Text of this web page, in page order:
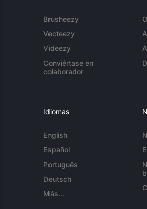
Brusheezy
Vecteezy
Videezy
Conviértase en
colaborador
Idiomas
English
Español
Português
Deutsch
Más...